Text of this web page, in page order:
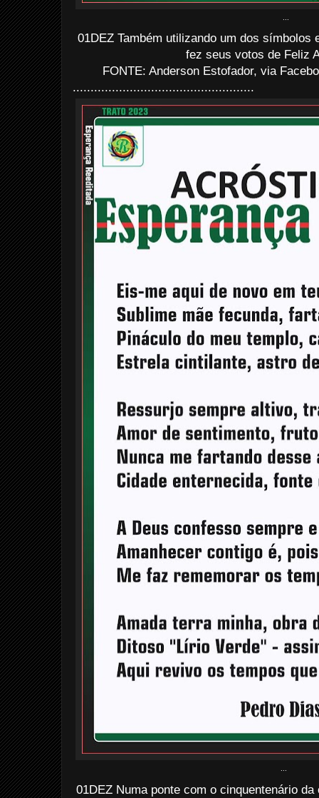
01DEZ Também utilizando um dos símbolos
fez seus votos de Feliz
FONTE: Anderson Estofador, via
...................................................
01DEZ Numa ponte com o cinquentenário